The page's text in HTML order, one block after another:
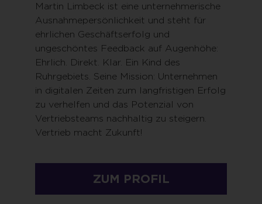
Martin Limbeck ist eine unternehmerische
Ausnahmepersönlichkeit und steht für
ehrlichen Geschäftserfolg und
ungeschöntes Feedback auf Augenhöhe:
Ehrlich. Direkt. Klar. Ein Kind des
Ruhrgebiets. Seine Mission: Unternehmen
in digitalen Zeiten zum langfristigen Erfolg
zu verhelfen und das Potenzial von
Vertriebsteams nachhaltig zu steigern.
Vertrieb macht Zukunft!
ZUM PROFIL